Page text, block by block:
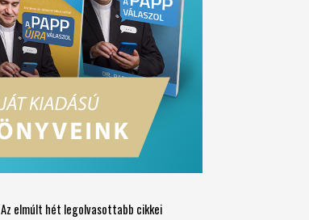
Az elmúlt hét legolvasottabb cikkei